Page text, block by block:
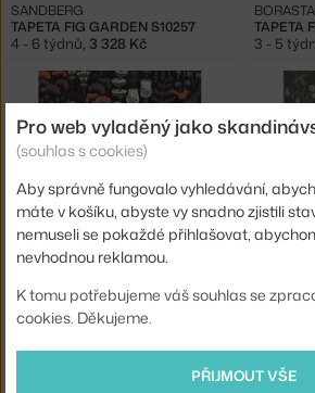
TAPETA FIG GARDEN S10257
SANDBERG
4 - 6 týdnů, 3 328 Kč
TAPETA
3 - 5
TAPETA HOPPMOSSE 1452
BORASTAPETER
3 - 5 týdnů,2 766 Kč
TAPETA
3 - 5
Pro web vyladěný jako
(souhlas s cookies)
Aby správně fungovalo vyhledávání,
máte v košíku, abyste vy snadno zjistili
nemuseli se pokaždé přihlašovat,
nevhodnou reklamou.
K tomu potřebujeme váš souhlas se
cookies. Děkujeme.
PŘIJMOUT VŠE